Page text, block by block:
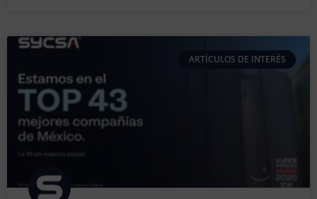
ARTÍCULOS DE INTERÉS